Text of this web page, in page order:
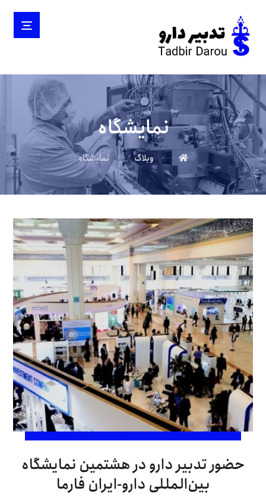
نمایشگاه
وبلاگ نمایشگاه
حضور تدبیر دارو در هشتمین نمایشگاه
بین‌المللی دارو-ایران فارما